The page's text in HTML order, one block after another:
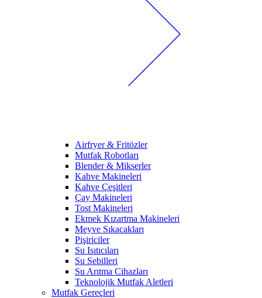
Airfryer & Fritözler
Mutfak Robotları
Blender & Mikserler
Kahve Makineleri
Kahve Çeşitleri
Çay Makineleri
Tost Makineleri
Ekmek Kızartma Makineleri
Meyve Sıkacakları
Pişiriciler
Su Isıtıcıları
Su Sebilleri
Su Arıtma Cihazları
Teknolojik Mutfak Aletleri
Mutfak Gereçleri